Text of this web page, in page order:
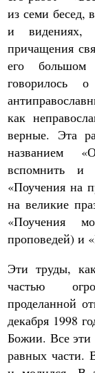
из семи бесед,
и видениях,
причащения
его большом
говорилось
как
верные. Эта
названием
вспомнить и
«Поучения на
на великие
«Поучения
проповедей) и
Эти труды,
частью
проделанной
декабря 1998
Божии. Все эти
равных части.